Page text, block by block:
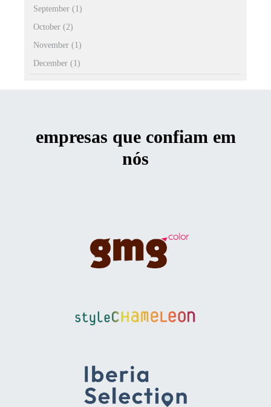
September (1)
October (2)
November (1)
December (1)
empresas que confiam em
nós